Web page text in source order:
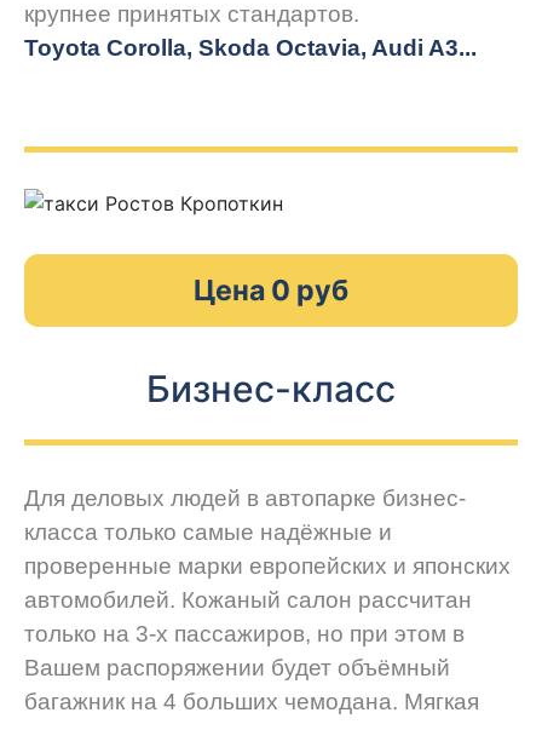
крупнее принятых стандартов.
Toyota Corolla, Skoda Octavia, Audi A3...
Цена 0 руб
Бизнес-класс
Для деловых людей в автопарке бизнес-
класса только самые надёжные и
проверенные марки европейских и японских
автомобилей. Кожаный салон рассчитан
только на 3-х пассажиров, но при этом в
Вашем распоряжении будет объёмный
багажник на 4 больших чемодана. Мягкая